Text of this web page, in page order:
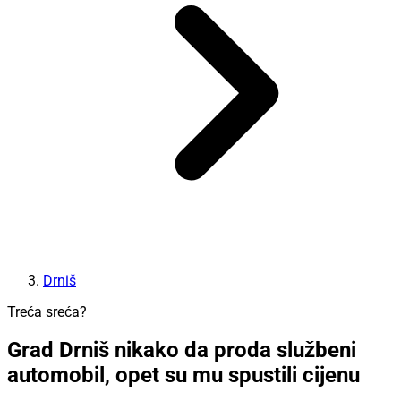
Drniš
Treća sreća?
Grad Drniš nikako da proda službeni
automobil, opet su mu spustili cijenu